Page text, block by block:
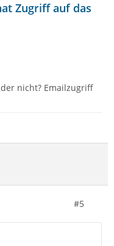
Zugriff auf das
nicht? Emailzugriff
#5